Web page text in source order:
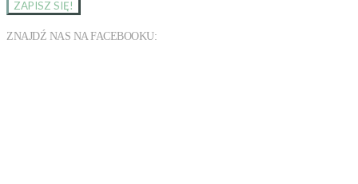
ZNAJDŹ NAS NA FACEBOOKU: